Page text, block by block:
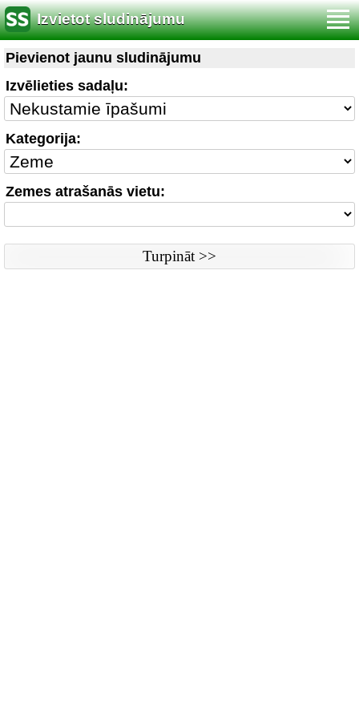
Izvietot sludinājumu
Pievienot jaunu sludinājumu
Izvēlieties sadaļu:
Kategorija:
Zemes atrašanās vietu:
Noteikumi |Saikne ar redaktoru |Www versija